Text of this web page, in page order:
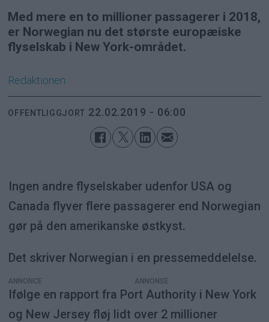
Med mere en to millioner passagerer i 2018,
er Norwegian nu det største europæiske
flyselskab i New York-området.
Redaktionen
OFFENTLIGGJORT 22.02.2019 - 06:00
Ingen andre flyselskaber udenfor USA og
Canada flyver flere passagerer end Norwegian
gør på den amerikanske østkyst.
Det skriver Norwegian i en pressemeddelelse.
ANNONCE
Ifølge en rapport fra Port Authority i New York
og New Jersey fløj lidt over 2 millioner